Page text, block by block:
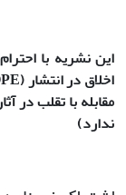
این نشریه با
اخلاق در انتشار
ندارد)